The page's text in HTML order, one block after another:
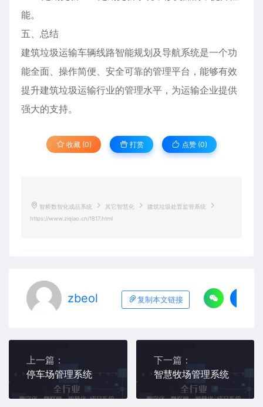
能。
五、总结
建筑垃圾运输车辆线路智能规划及导航系统是一个功
能全面、操作简便、安全可靠的管理平台，能够有效
提升建筑垃圾运输行业的管理水平，为运输企业提供
强大的支持。
收藏 (0) 打赏 点赞 (0)
智桥数智化成品系统 其它智慧化
建筑垃圾处置监管系统
https://www.ziqiao.cn/1817.html
zbeol 复制本文链接
上一篇：
停车场管理系统
下一篇：
智慧牧场管理系统